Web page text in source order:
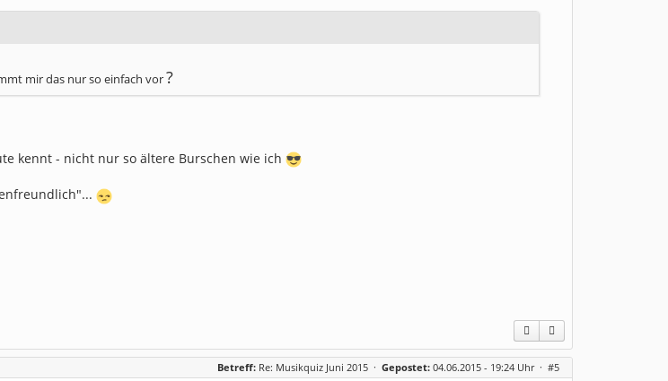
mir das nur so einfach vor?
kennt - nicht nur so ältere Burschen wie ich
Betreff: Re: Musikquiz Juni 2015 · Gepostet: 04.06.2015 - 19:24 Uhr · #5